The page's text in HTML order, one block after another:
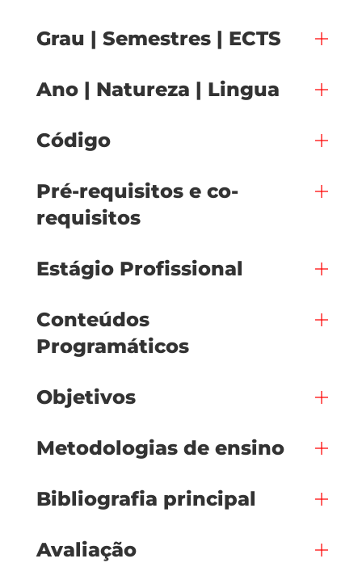
Grau | Semestres | ECTS
Ano | Natureza | Lingua
Código
Pré-requisitos e co-
requisitos
Estágio Profissional
Conteúdos
Programáticos
Objetivos
Metodologias de ensino
Bibliografia principal
Avaliação